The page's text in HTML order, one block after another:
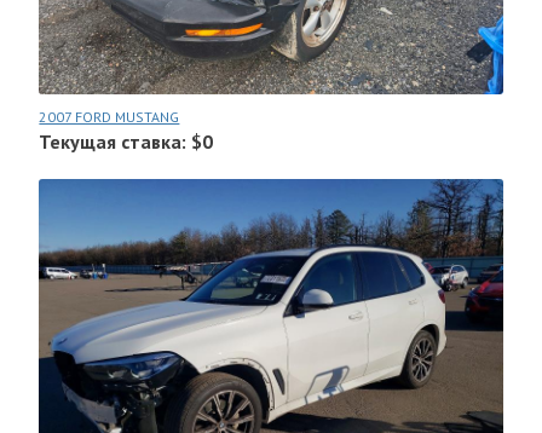
2007 FORD MUSTANG
Текущая ставка: $0